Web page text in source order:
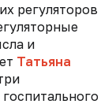
регуляторов
и
Татьяна